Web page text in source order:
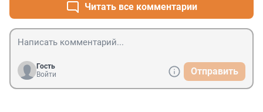
Читать все комментарии
Гость
Войти
Отправить